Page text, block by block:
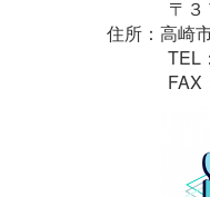
〒３
住所：高崎
TEL
FAX